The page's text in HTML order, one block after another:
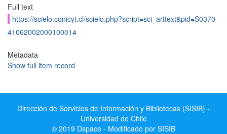
Full text
https://scielo.conicyt.cl/scielo.php?script=sci_arttext&pid=S0370-
41062002000100014
Metadata
Show full item record
Dirección de Servicios de Información y Bibliotecas (SISIB) -
Universidad de Chile
© 2019 Dspace - Modificado por SISIB